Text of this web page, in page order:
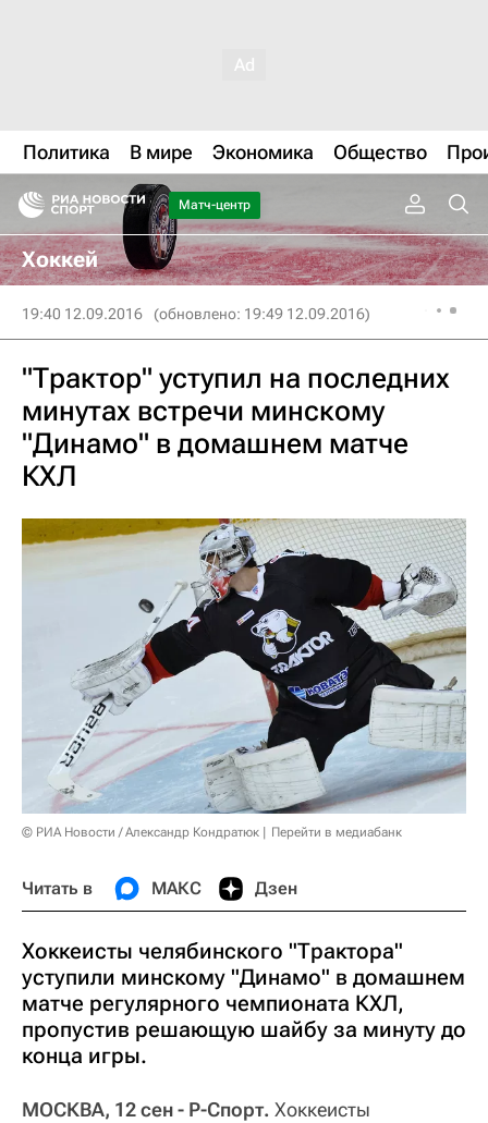
Политика В мире Экономика Общество
Матч-центр
Хоккей
19:40 12.09.2016 (обновлено: 19:49 12.09.2016)
"Трактор" уступил на последних
минутах встречи минскому
"Динамо" в домашнем матче
КХЛ
© РИА Новости / Александр Кондратюк Перейти в медиабанк
Читать в МАКС Дзен
Хоккеисты челябинского "Трактора"
уступили минскому "Динамо" в домашнем
матче регулярного чемпионата КХЛ,
пропустив решающую шайбу за минуту до
конца игры.
МОСКВА, 12 сен - Р-Спорт. Хоккеисты